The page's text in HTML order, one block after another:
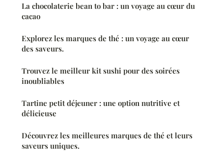
La chocolaterie bean to bar : un voyage au cœur du
cacao
Explorez les marques de thé : un voyage au cœur
des saveurs.
Trouvez le meilleur kit sushi pour des soirées
inoubliables
Tartine petit déjeuner : une option nutritive et
délicieuse
Découvrez les meilleures marques de thé et leurs
saveurs uniques.